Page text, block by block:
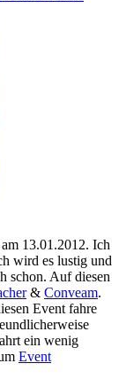
13.01.2012. Ich
wird es lustig und
schon. Auf diesen
& Conveam.
Event fahre
ein wenig
Event